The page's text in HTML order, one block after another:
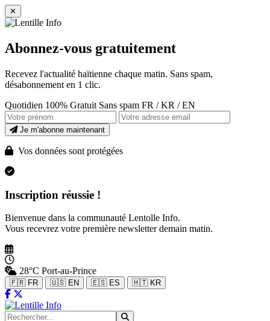
✕
Abonnez-vous gratuitement
Recevez l'actualité haïtienne chaque matin. Sans spam,
désabonnement en 1 clic.
Quotidien 100% Gratuit Sans spam FR / KR / EN
Je m'abonne maintenant
Vos données sont protégées
Inscription réussie !
Bienvenue dans la communauté Lentolle Info.
Vous recevrez votre première newsletter demain matin.
28°C Port-au-Prince
🇫🇷 FR 🇺🇸 EN 🇪🇸 ES 🇭🇹 KR